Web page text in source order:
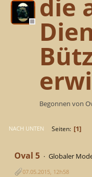
die
Begonnen von
NACH UNTEN Seiten 1
Oval 5 Globaler
07.05.2015, 12h58